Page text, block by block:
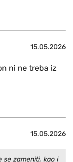
15.05.2026
ni ne treba iz
15.05.2026
se zameniti, kao i